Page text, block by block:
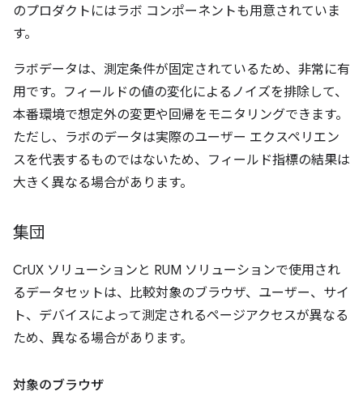
のプロダクトにはラボ コンポーネントも用意されていま
す。
ラボデータは、測定条件が固定されているため、非常に有
用です。フィールドの値の変化によるノイズを排除して、
本番環境で想定外の変更や回帰をモニタリングできます。
ただし、ラボのデータは実際のユーザー エクスペリエン
スを代表するものではないため、フィールド指標の結果は
大きく異なる場合があります。
集団
CrUX ソリューションと RUM ソリューションで使用され
るデータセットは、比較対象のブラウザ、ユーザー、サイ
ト、デバイスによって測定されるページアクセスが異なる
ため、異なる場合があります。
対象のブラウザ